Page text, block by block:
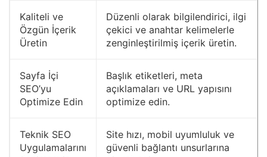
Kaliteli ve
Özgün İçerik
Üretin
Düzenli olarak bilgilendirici, ilgi
çekici ve anahtar kelimelerle
zenginleştirilmiş içerik üretin.
Sayfa İçi
SEO’yu
Optimize Edin
Başlık etiketleri, meta
açıklamaları ve URL yapısını
optimize edin.
Teknik SEO
Uygulamalarını
Site hızı, mobil uyumluluk ve
güvenli bağlantı unsurlarına